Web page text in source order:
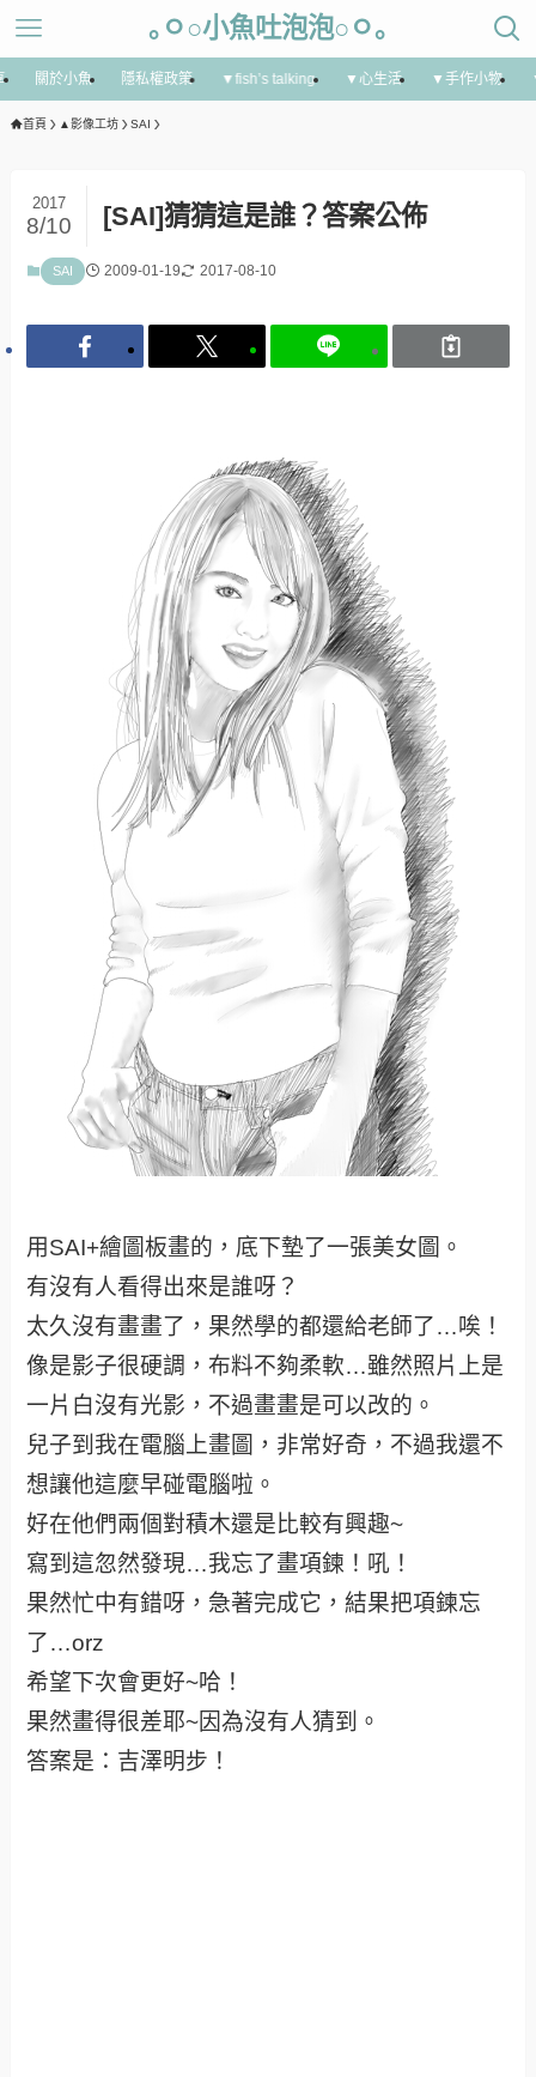
｡ㅇ○小魚吐泡泡○ㅇ｡
關於小魚 隱私權政策 ▼fish’s talking ▼心生活 ▼手作小物
首頁 ▲影像工坊 SAI
[SAI]猜猜這是誰？答案公佈
2017
8/10
SAI 2009-01-19 2017-08-10
用SAI+繪圖板畫的，底下墊了一張美女圖。
有沒有人看得出來是誰呀？
太久沒有畫畫了，果然學的都還給老師了…唉！
像是影子很硬調，布料不夠柔軟…雖然照片上是
一片白沒有光影，不過畫畫是可以改的。
兒子到我在電腦上畫圖，非常好奇，不過我還不
想讓他這麼早碰電腦啦。
好在他們兩個對積木還是比較有興趣~
寫到這忽然發現…我忘了畫項鍊！吼！
果然忙中有錯呀，急著完成它，結果把項鍊忘
了…orz
希望下次會更好~哈！
果然畫得很差耶~因為沒有人猜到。
答案是：吉澤明步！